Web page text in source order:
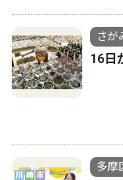
さが
16日
多摩